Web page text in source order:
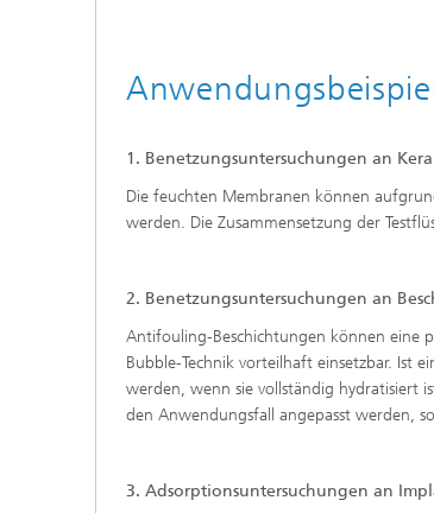
1. Benetzungsuntersuchungen an
Die feuchten Membranen können
werden. Die Zusammensetzung der
2. Benetzungsuntersuchungen an
Antifouling-Beschichtungen können eine
Bubble-Technik vorteilhaft einsetzbar. Ist
werden, wenn sie vollständig hydratisiert
den Anwendungsfall angepasst werden,
3. Adsorptionsuntersuchungen an